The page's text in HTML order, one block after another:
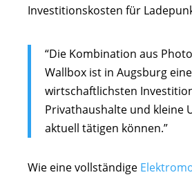
Investitionskosten für
“Die Kombination aus
Wallbox ist in Augsburg
wirtschaftlichsten
Privathaushalte und kleine
aktuell tätigen können.”
Wie eine vollständige